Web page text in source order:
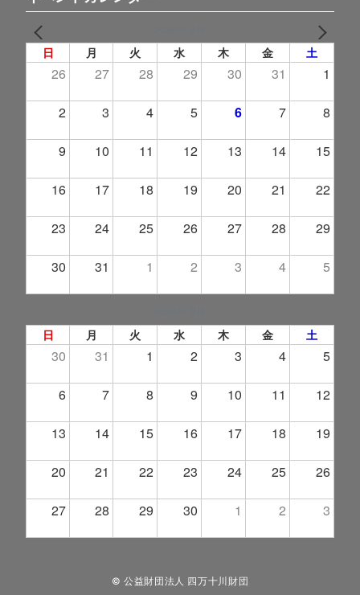
日 月 火 水 木 金 土
26 27 28 29 30 31 1
2 3 4 5 6 7 8
9 10 11 12 13 14 15
16 17 18 19 20 21 22
23 24 25 26 27 28 29
30 31 1 2 3 4 5
日 月 火 水 木 金 土
30 31 1 2 3 4 5
6 7 8 9 10 11 12
13 14 15 16 17 18 19
20 21 22 23 24 25 26
27 28 29 30 1 2 3
© 公益財団法人 四万十川財団